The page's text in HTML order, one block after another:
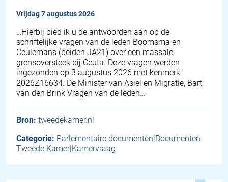
vrijdag 7 augustus 2026
… Hierbij bied ik u de antwoorden aan op de
schriftelijke vragen van de leden Boomsma en
Ceulemans (beiden JA21) over een massale
grensoversteek bij Ceuta. Deze vragen werden
ingezonden op 3 augustus 2026 met kenmerk
2026Z16634. De Minister van Asiel en Migratie, Bart
van den Brink Vragen van de leden…
Bron: tweedekamer.nl
Categorie: Parlementaire documenten|Documenten
Tweede Kamer|Kamervraag